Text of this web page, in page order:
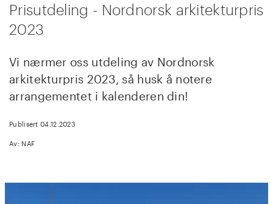
Prisutdeling - Nordnorsk arkitekturpris
2023
Vi nærmer oss utdeling av Nordnorsk
arkitekturpris 2023, så husk å notere
arrangementet i kalenderen din!
Publisert 04.12.2023
Av: NAF